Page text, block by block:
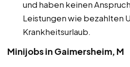
und haben keinen
Leistungen wie bezahlten
Krankheitsurlaub.
Minijobs in Gaimersheim, M